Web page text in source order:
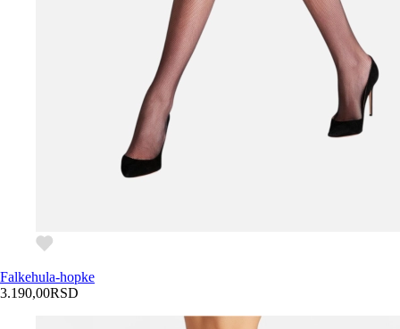
Falkehula-hopke
3.190,00RSD